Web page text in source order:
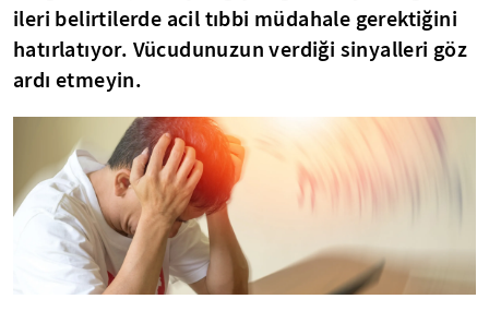
ileri belirtilerde acil tıbbi müdahale gerektiğini
hatırlatıyor. Vücudunuzun verdiği sinyalleri göz
ardı etmeyin.